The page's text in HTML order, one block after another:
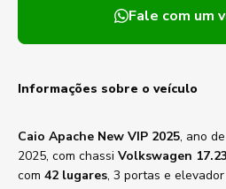
Fale com um
Informações sobre o veículo
Caio Apache New VIP 2025, ano
2025, com chassi Volkswagen
com 42 lugares, 3 portas e